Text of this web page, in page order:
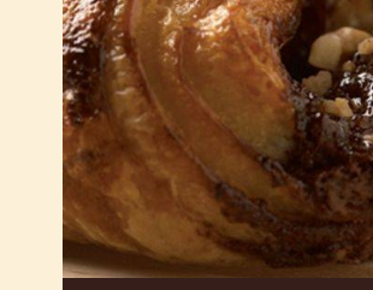
果
的
蝴
蝶
酥